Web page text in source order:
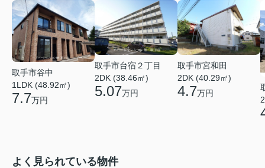
取手市谷中
1LDK (48.92㎡)
7.7万円
取手市台宿２丁目
2DK (38.46㎡)
5.07万円
取手市宮和田
2DK (40.29㎡)
4.7万円
よく見られている物件